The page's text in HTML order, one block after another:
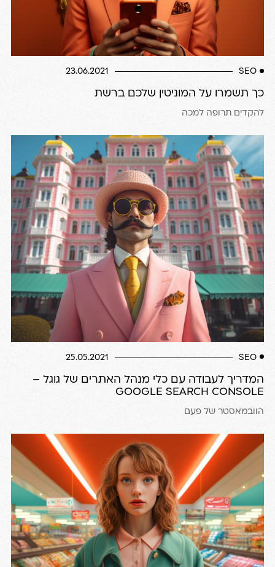
SEO
23.06.2021
כך תשמרו על המוניטין שלכם ברשת
להקדים תרופה למכה
SEO
25.05.2021
המדריך לעבודה עם כלי מנהל האתרים של גוגל –
GOOGLE SEARCH CONSOLE
הוובמאסטר של פעם